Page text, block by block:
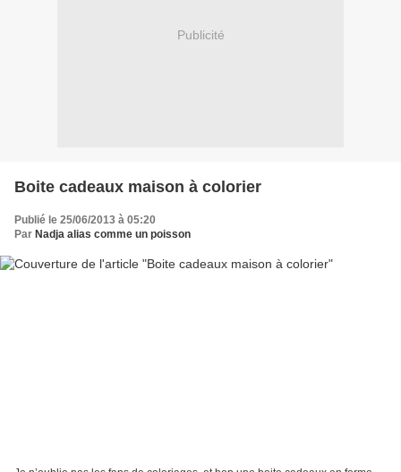
Publicité
Boite cadeaux maison à colorier
Publié le 25/06/2013 à 05:20
Par Nadja alias comme un poisson